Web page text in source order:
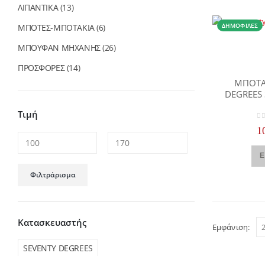
ΔΗΜΟΦΙΛΈΣ
Εμφάνιση:
ΛΙΠΑΝΤΙΚΑ(13)
ΜΠΟΤΕΣ-ΜΠΟΤΑΚΙΑ(6)
ΜΠΟΥΦΑΝ ΜΗΧΑΝΗΣ(26)
ΠΡΟΣΦΟΡΕΣ(14)
Τιμή
Φιλτράρισμα
Κατασκευαστής
SEVENTY DEGREES